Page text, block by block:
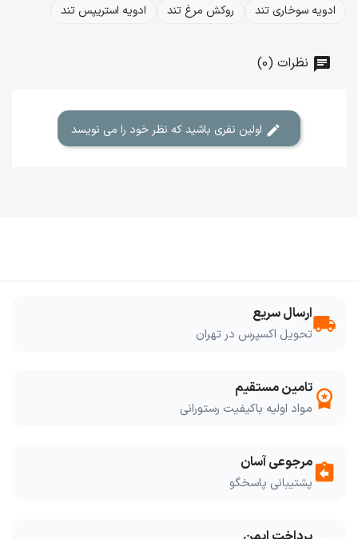
ادویه سوخاری تند
روکش مرغ تند ادویه استریپس تند
نظرات (0)
local_shippingارسال سریع
تحویل اکسپرس در تهران
workspace_premium تامین مستقیم
مواد اولیه باکیفیت رستورانی
assignment_returnمرجوعی آسان
پشتیبانی پاسخگو